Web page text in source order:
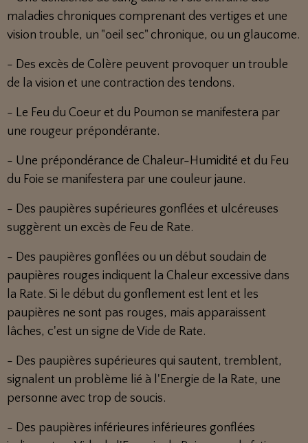
maladies chroniques comprenant des vertiges et une
vision trouble, un "oeil sec" chronique, ou un glaucome.
- Des excès de Colère peuvent provoquer un trouble
de la vision et une contraction des tendons.
- Le Feu du Coeur et du Poumon se manifestera par
une rougeur prépondérante.
- Une prépondérance de Chaleur-Humidité et du Feu
du Foie se manifestera par une couleur jaune.
- Des paupières supérieures gonflées et ulcéreuses
suggèrent un excès de Feu de Rate.
- Des paupières gonflées ou un début soudain de
paupières rouges indiquent la Chaleur excessive dans
la Rate. Si le début du gonflement est lent et les
paupières ne sont pas rouges, mais apparaissent
lâches, c'est un signe de Vide de Rate.
- Des paupières supérieures qui sautent, tremblent,
signalent un problème lié à l'Energie de la Rate, une
personne avec trop de soucis.
- Des paupières inférieures inférieures gonflées